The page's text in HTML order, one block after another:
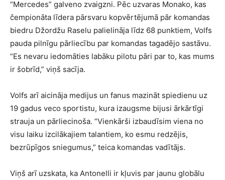
“Mercedes” galveno zvaigzni. Pēc uzvaras Monako, kas
čempionāta līdera pārsvaru kopvērtējumā pār komandas
biedru Džordžu Raselu palielināja līdz 68 punktiem, Volfs
pauda pilnīgu pārliecību par komandas tagadējo sastāvu.
“Es nevaru iedomāties labāku pilotu pāri par to, kas mums
ir šobrīd,” viņš sacīja.
Volfs arī aicināja medijus un fanus mazināt spiedienu uz
19 gadus veco sportistu, kura izaugsme bijusi ārkārtīgi
strauja un pārliecinoša. “Vienkārši izbaudīsim viena no
visu laiku izcilākajiem talantiem, ko esmu redzējis,
bezrūpīgos sniegumus,” teica komandas vadītājs.
Viņš arī uzskata, ka Antonelli ir kļuvis par jaunu globālu